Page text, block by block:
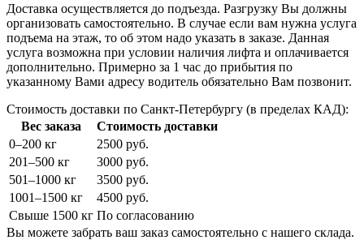
Доставка осуществляется до подъезда. Разгрузку Вы должны
организовать самостоятельно. В случае если вам нужна услуга
подъема на этаж, то об этом надо указать в заказе. Данная
услуга возможна при условии наличия лифта и оплачивается
дополнительно. Примерно за 1 час до прибытия по
указанному Вами адресу водитель обязательно Вам позвонит.
Стоимость доставки по Санкт-Петербургу (в пределах КАД):
Вес заказа
Стоимость доставки
0–200 кг
2500 руб.
201–500 кг
3000 руб.
501–1000 кг
3500 руб.
1001–1500 кг
4500 руб.
Свыше 1500 кг По согласованию
Вы можете забрать ваш заказ самостоятельно с нашего склада.